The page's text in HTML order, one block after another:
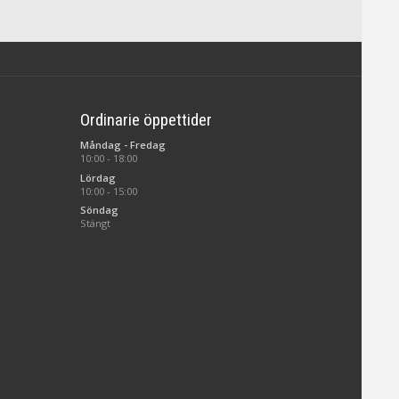
Ordinarie öppettider
Måndag - Fredag
10:00 - 18:00
Lördag
10:00 - 15:00
Söndag
Stängt